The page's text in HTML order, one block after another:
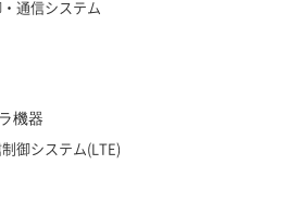
通信システム
機器
御システム(LTE)